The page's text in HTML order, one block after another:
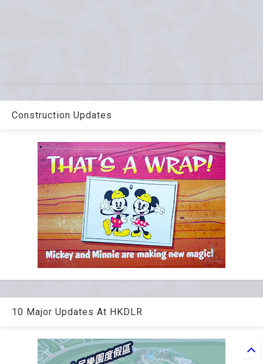
Construction Updates
10 Major Updates At HKDLR